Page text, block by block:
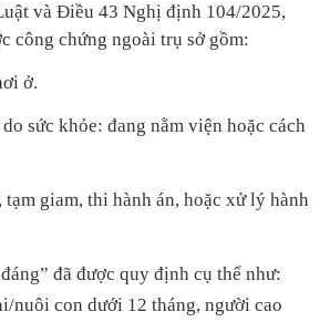
và Điều 43 Nghị định 104/2025,
công chứng ngoài trụ sở gồm:
ở.
sức khỏe: đang nằm viện hoặc cách
giam, thi hành án, hoặc xử lý hành
đã được quy định cụ thể như:
nuôi con dưới 12 tháng, người cao